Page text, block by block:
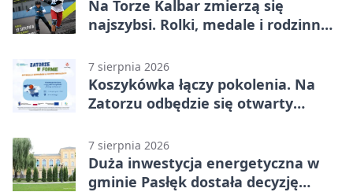
Na Torze Kalbar zmierzą się
najszybsi. Rolki, medale i rodzinna
7 sierpnia 2026
Koszykówka łączy pokolenia. Na
Zatorzu odbędzie się otwarty
7 sierpnia 2026
Duża inwestycja energetyczna w
gminie Pasłęk dostała decyzję